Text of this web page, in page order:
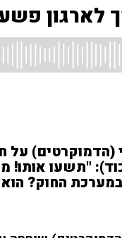
לארגון
(הדמוקרטים) על
"תשעו אותו!
החוק?